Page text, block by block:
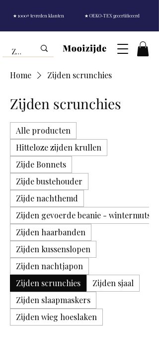
★ 1000+ tevreden klanten ★ OEKO-TEX gecertificeerd
Home Zijden scrunchies
Zijden scrunchies
Alle producten
Hitteloze zijden krullen
Zijde Bonnets
Zijde bustehouder
Zijde nachthemd
Zijden gevoerde beanie - wintermuts
Zijden haarbanden
Zijden kussenslopen
Zijden nachtjapon
Zijden scrunchies
Zijden sjaal
Zijden slaapmaskers
Zijden wieg hoeslaken